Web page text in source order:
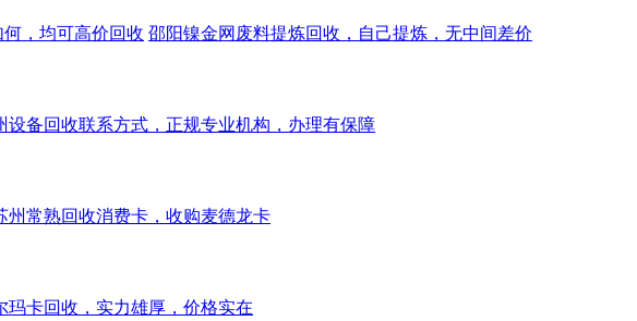
，均可高价回收 邵阳镍金网废料提炼回收，自己提炼，无中间差价
设备回收联系方式，正规专业机构，办理有保障
州常熟回收消费卡，收购麦德龙卡
玛卡回收，实力雄厚，价格实在